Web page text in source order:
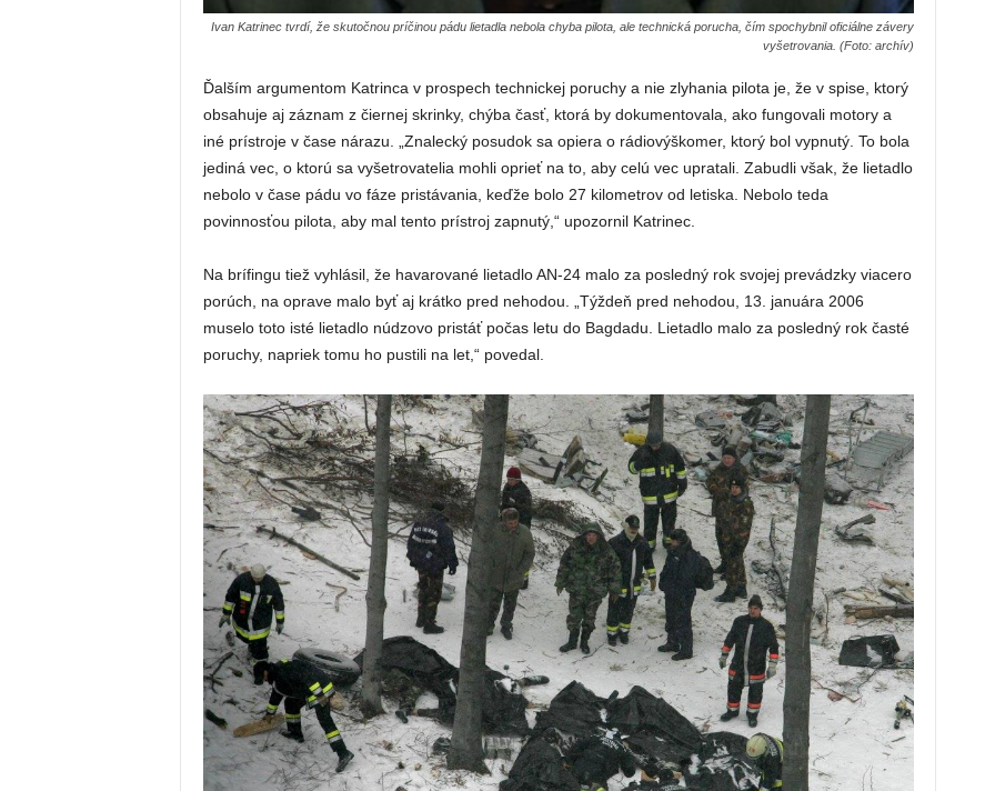
Ivan Katrinec tvrdí, že skutočnou príčinou pádu lietadla nebola chyba pilota, ale technická porucha, čím spochybnil oficiálne závery
vyšetrovania. (Foto: archív)
Ďalším argumentom Katrinca v prospech technickej poruchy a nie zlyhania pilota je, že v spise, ktorý
obsahuje aj záznam z čiernej skrinky, chýba časť, ktorá by dokumentovala, ako fungovali motory a
iné prístroje v čase nárazu. „Znalecký posudok sa opiera o rádiovýškomer, ktorý bol vypnutý. To bola
jediná vec, o ktorú sa vyšetrovatelia mohli oprieť na to, aby celú vec upratali. Zabudli však, že lietadlo
nebolo v čase pádu vo fáze pristávania, keďže bolo 27 kilometrov od letiska. Nebolo teda
povinnosťou pilota, aby mal tento prístroj zapnutý,“ upozornil Katrinec.
Na brífingu tiež vyhlásil, že havarované lietadlo AN-24 malo za posledný rok svojej prevádzky viacero
porúch, na oprave malo byť aj krátko pred nehodou. „Týždeň pred nehodou, 13. januára 2006
muselo toto isté lietadlo núdzovo pristáť počas letu do Bagdadu. Lietadlo malo za posledný rok časté
poruchy, napriek tomu ho pustili na let,“ povedal.